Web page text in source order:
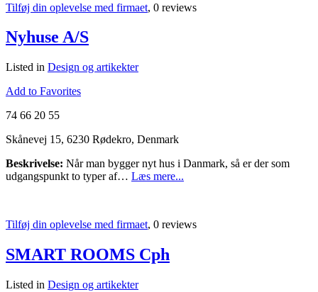
Tilføj din oplevelse med firmaet, 0 reviews
Nyhuse A/S
Listed in Design og artikekter
Add to Favorites
74 66 20 55
Skånevej 15, 6230 Rødekro, Denmark
Beskrivelse: Når man bygger nyt hus i Danmark, så er der som
udgangspunkt to typer af… Læs mere...
Tilføj din oplevelse med firmaet, 0 reviews
SMART ROOMS Cph
Listed in Design og artikekter